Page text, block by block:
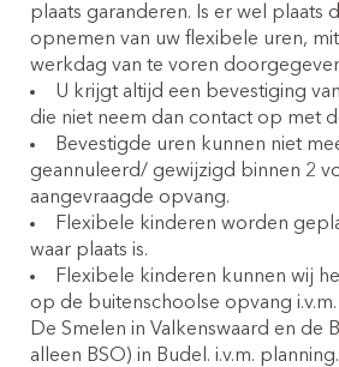
plaats garanderen. Is er wel plaats
opnemen van uw flexibele uren,
werkdag van te voren
U krijgt altijd een bevestiging
die niet neem dan contact op met
Bevestigde uren kunnen niet
geannuleerd/ gewijzigd binnen 2
aangevraagde opvang.
Flexibele kinderen worden
waar plaats is.
Flexibele kinderen kunnen wij
op de buitenschoolse opvang i.v.m.
De Smelen in Valkenswaard en de
alleen BSO) in Budel. i.v.m. planning.